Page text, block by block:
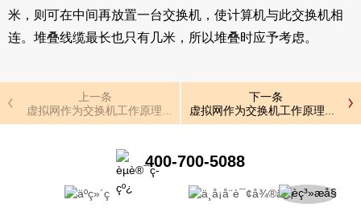
米，则可在中间再放置一台交换机，使计算机与此交换机相
连。堆叠线缆最长也只有几米，所以堆叠时应予考虑。
上一条
虚拟网作为交换机工作原理重要的功能，它的实现形式有哪些？
下一条
虚拟网作为交换机工作原理重要
400-700-5088